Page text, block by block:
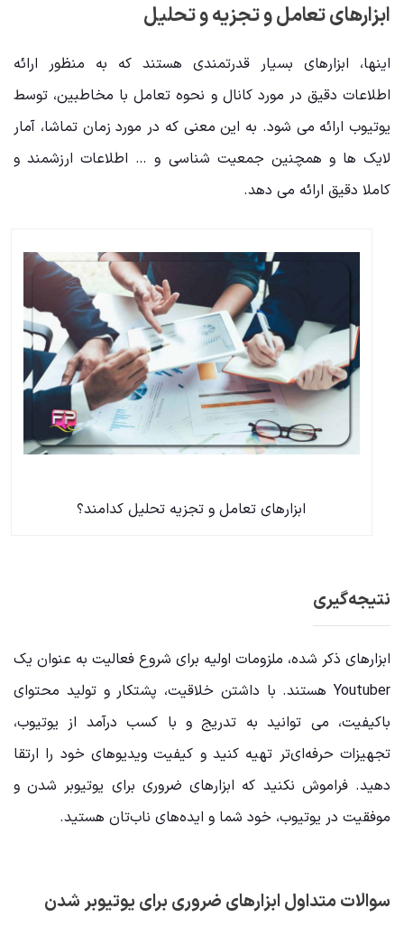
ابزارهای تعامل و تجزیه و تحلیل
اینها، ابزارهای بسیار قدرتمندی هستند که به منظور ارائه
اطلاعات دقیق در مورد کانال و نحوه تعامل با مخاطبین، توسط
یوتیوب ارائه می شود. به این معنی که در مورد زمان تماشا، آمار
لایک ها و همچنین جمعیت شناسی و … اطلاعات ارزشمند و
کاملا دقیق ارائه می دهد.
ابزارهای تعامل و تجزیه تحلیل کدامند؟
نتیجه‌گیری
ابزارهای ذکر شده، ملزومات اولیه برای شروع فعالیت به عنوان یک
Youtuber هستند. با داشتن خلاقیت، پشتکار و تولید محتوای
باکیفیت، می ‌توانید به تدریج و با کسب درآمد از یوتیوب،
تجهیزات حرفه‌ای‌تر تهیه کنید و کیفیت ویدیوهای خود را ارتقا
دهید. فراموش نکنید که ابزارهای ضروری برای یوتیوبر شدنو
موفقیت در یوتیوب، خود شما و ایده‌های ناب‌تان هستید.
سوالات متداول ابزارهای ضروری برای یوتیوبر شدن